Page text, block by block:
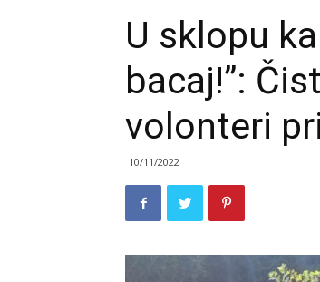
U sklopu
bacaj!”:
volonteri
10/11/2022